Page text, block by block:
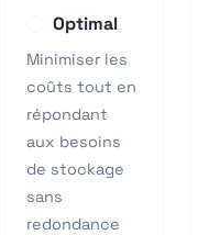
Optimal
Minimiser les
coûts tout en
répondant
aux besoins
de stockage
sans
redondance